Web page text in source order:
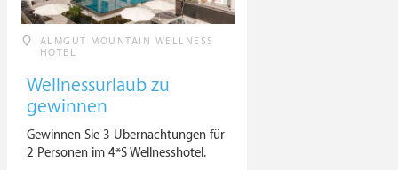
ALMGUT MOUNTAIN WELLNESS
HOTEL
Wellnessurlaub zu
gewinnen
Gewinnen Sie 3 Übernachtungen für
2 Personen im 4*S Wellnesshotel.